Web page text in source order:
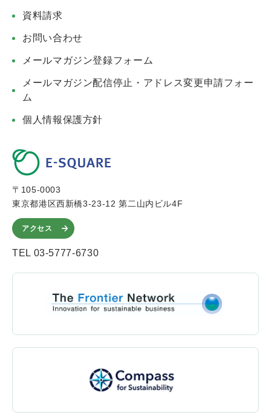
資料請求
お問い合わせ
メールマガジン登録フォーム
メールマガジン配信停止・アドレス変更申請フォー
ム
個人情報保護方針
〒105-0003
東京都港区西新橋3-23-12 第二山内ビル4F
アクセス
TEL 03-5777-6730